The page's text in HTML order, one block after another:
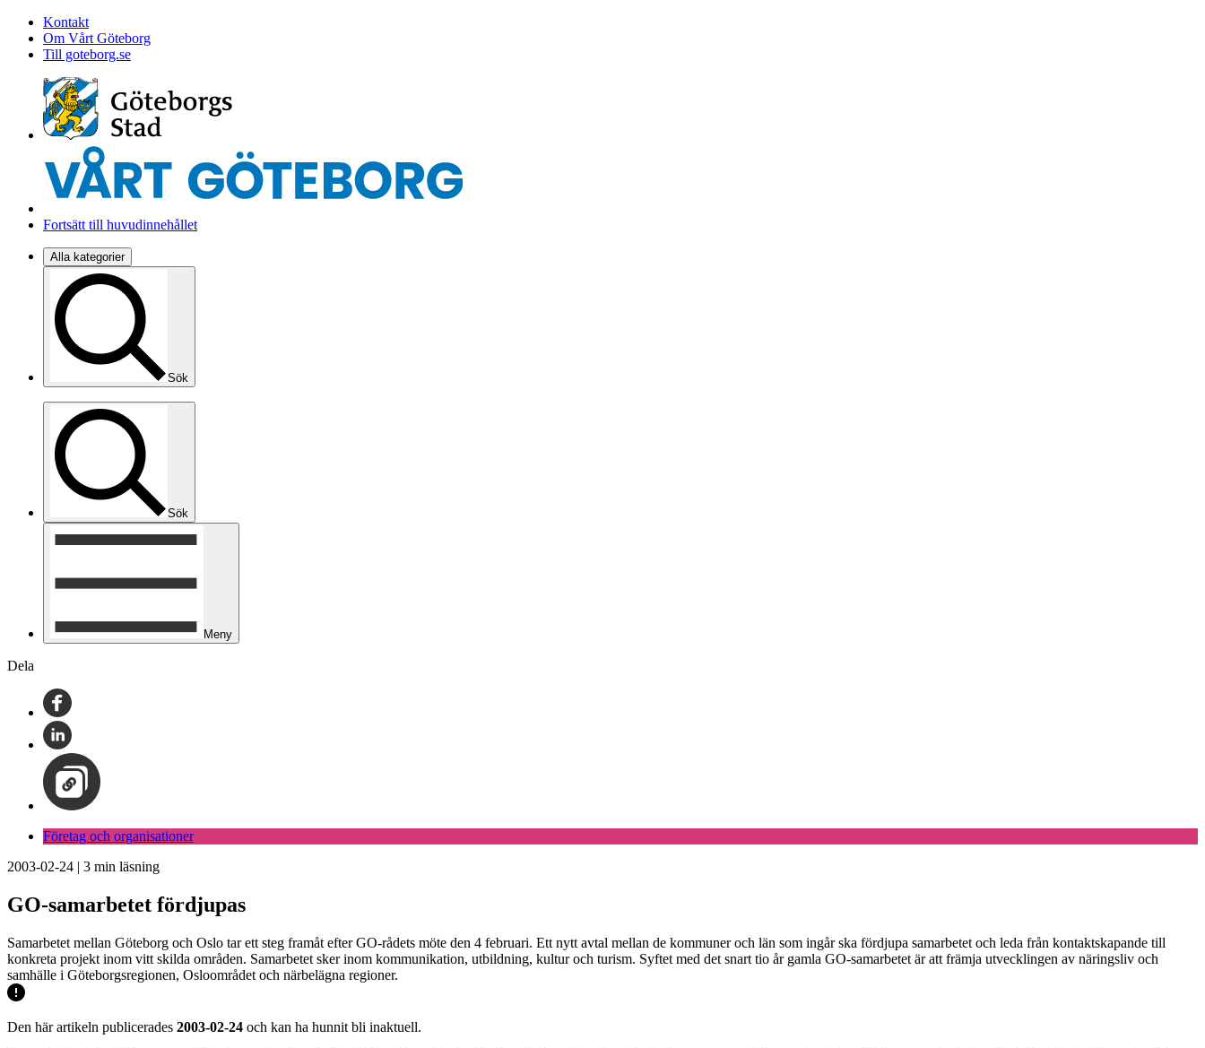
Kontakt
Om Vårt Göteborg
Till goteborg.se
Fortsätt till huvudinnehållet
Alla kategorier
Sök
Sök
Meny
Dela
Företag och organisationer
2003-02-24 | 3 min läsning
GO-samarbetet fördjupas
Samarbetet mellan Göteborg och Oslo tar ett steg framåt efter GO-rådets möte den 4 februari. Ett nytt avtal mellan de kommuner och län som ingår ska fördjupa samarbetet och leda från kontaktskapande till
konkreta projekt inom vitt skilda områden. Samarbetet sker inom kommunikation, utbildning, kultur och turism. Syftet med det snart tio år gamla GO-samarbetet är att främja utvecklingen av näringsliv och
samhälle i Göteborgsregionen, Osloområdet och närbelägna regioner.
Den här artikeln publicerades 2003-02-24 och kan ha hunnit bli inaktuell.